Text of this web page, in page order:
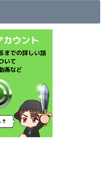
ログ運営、日常からの気
。超喜びます！